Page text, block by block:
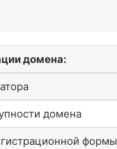
домена:
домена
формы